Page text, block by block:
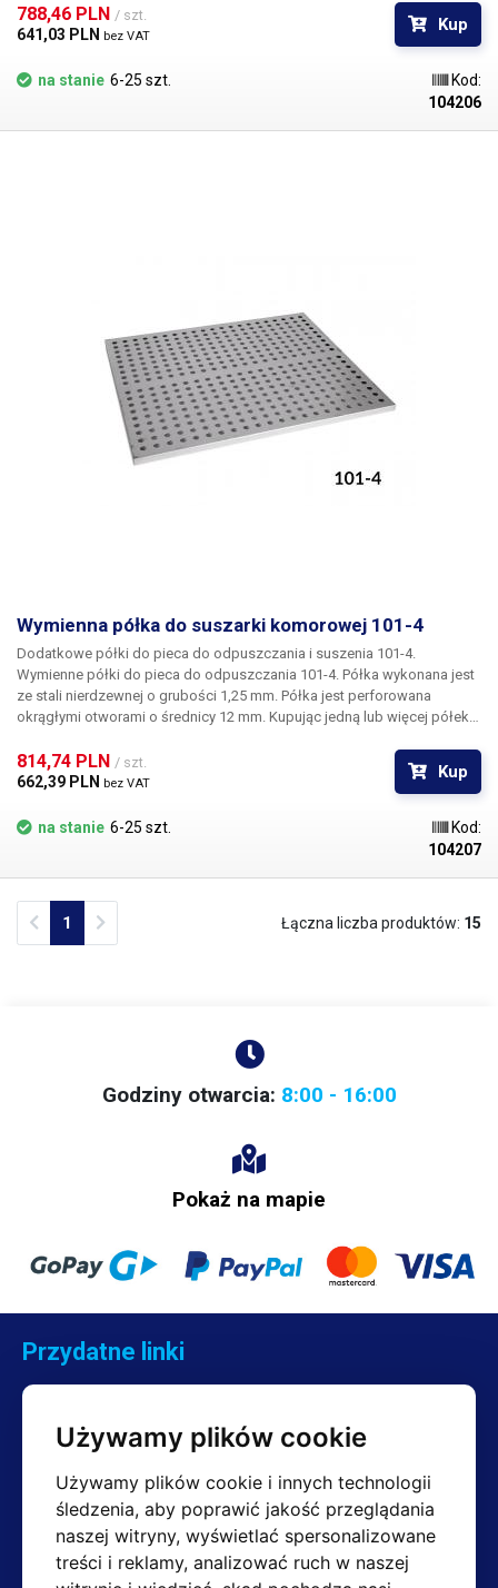
Używamy plików cookie
Używamy plików cookie i innych technologii
śledzenia, aby poprawić jakość przeglądania
naszej witryny, wyświetlać spersonalizowane
treści i reklamy, analizować ruch w naszej
różnej wysokości do suszenia i podgrzewania mniejszych
przedmiotów.
788,46 PLN / szt.
641,03 PLN bez VAT
Kup
na stanie 6-25 szt.
Kod:
104206
Wymienna półka do suszarki komorowej 101-4
Dodatkowe półki do pieca do odpuszczania i suszenia 101-4.
Wymienne półki do pieca do odpuszczania 101-4. Półka wykonana jest
ze stali nierdzewnej o grubości 1,25 mm. Półka jest perforowana
okrągłymi otworami o średnicy 12 mm. Kupując jedną lub więcej półek,
różnej wysokości do suszenia i podgrzewania mniejszych
przedmiotów.
814,74 PLN / szt.
662,39 PLN bez VAT
Kup
na stanie 6-25 szt.
Kod:
104207
Previous
1 Łączna liczba produktów: 15
Godziny otwarcia: 8:00 - 16:00
Pokaż na mapie
Przydatne linki
Kontakt
Reklamacje
Regulamin
Zwroty
Kontakt